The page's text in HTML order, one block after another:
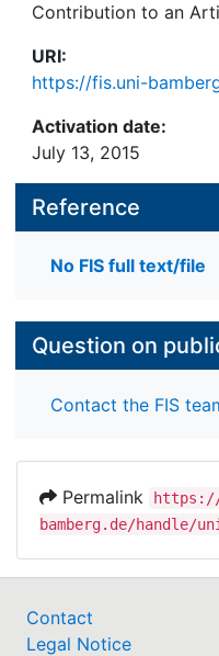
Contribution to an
URI:
https://fis.uni-
Activation date:
July 13, 2015
Reference
No FIS full text/file
Question on
Contact the FIS
Permalink
bamberg.de/handle/
Contact
Legal Notice